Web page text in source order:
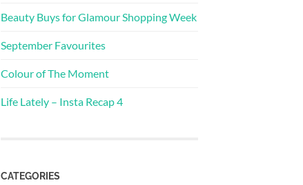
Beauty Buys for Glamour Shopping Week
September Favourites
Colour of The Moment
Life Lately – Insta Recap 4
CATEGORIES